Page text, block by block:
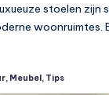
stoelen zijn
woonruimtes.
, Meubel , Tips